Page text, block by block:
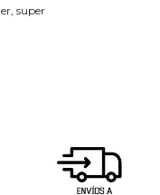
, super